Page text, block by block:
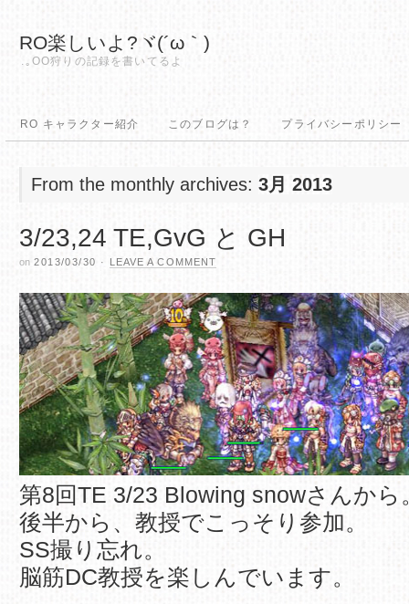
RO楽しいよ?ヾ(´ω｀)
.｡OO狩りの記録を書いてるよ
RO キャラクター紹介 このブログは？ プライバシーポリシー
From the monthly archives: 3月 2013
3/23,24 TE,GvG と GH
on 2013/03/30 · LEAVE A COMMENT
第8回TE 3/23 Blowing snowさんから
後半から、教授でこっそり参加。
SS撮り忘れ。
脳筋DC教授を楽しんでいます。